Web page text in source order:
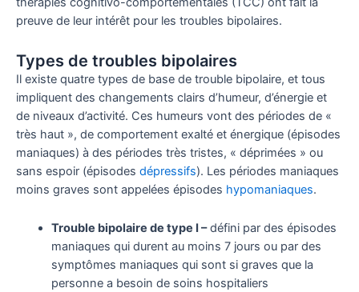
preuve de leur intérêt pour les troubles bipolaires.
Types de troubles bipolaires
Il existe quatre types de base de trouble bipolaire, et tous
impliquent des changements clairs d’humeur, d’énergie et
de niveaux d’activité. Ces humeurs vont des périodes de «
très haut », de comportement exalté et énergique (épisodes
maniaques) à des périodes très tristes, « déprimées » ou
sans espoir (épisodes dépressifs). Les périodes maniaques
moins graves sont appelées épisodes hypomaniaques.
Trouble bipolaire de type I –défini par des épisodes
maniaques qui durent au moins 7 jours ou par des
symptômes maniaques qui sont si graves que la
personne a besoin de soins hospitaliers